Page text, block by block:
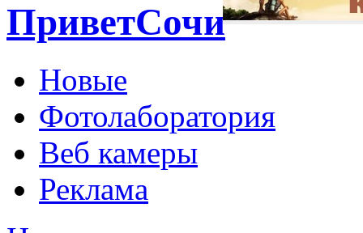
ПриветСочи
Новые
Фотолаборатория
Веб камеры
Реклама